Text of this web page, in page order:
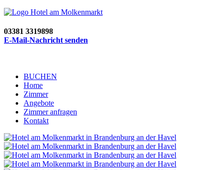
03381 3319898
E-Mail-Nachricht senden
BUCHEN
Home
Zimmer
Angebote
Zimmer anfragen
Kontakt